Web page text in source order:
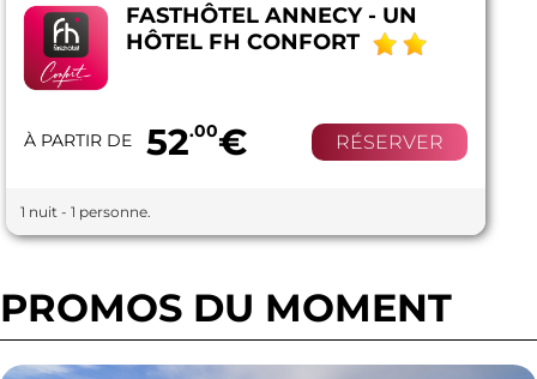
FASTHÔTEL ANNECY - UN
HÔTEL FH CONFORT
À PARTIR DE 52.00€ RÉSERVER
1 nuit - 1 personne.
PROMOS DU MOMENT